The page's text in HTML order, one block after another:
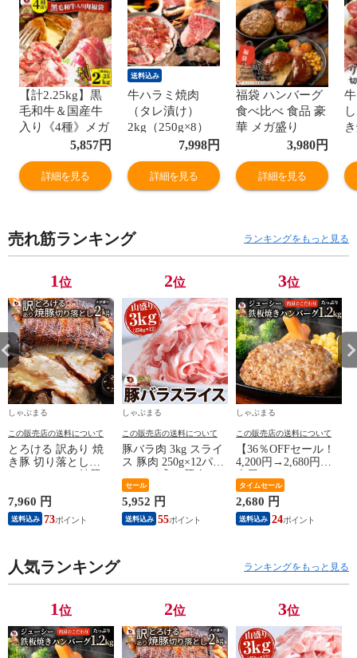
【計2.25kg】黒
毛和牛＆国産牛
入り《4種》メガ
盛り肉の福袋 焼
肉＆ハンバーグ
＆メンチカツ
5,857円
詳細を見る
送料込み
牛ハラミ焼肉
（タレ漬け）
2kg（250g×8）
BBQ 赤身 はらみ
バーベキュー タ
レ 秘伝 焼肉 や
きにく ハラミ ア
7,998円
詳細を見る
福袋 ハンバーグ
食べ比べ 食品 豪
華 メガ盛り
2.2kg 2種セット
(プレーン
100g×12個、チー
ズイン100g×10
3,980円
詳細を見る
売れ筋ランキング ランキングをもっと見る
1位
しゃぶまる
この販売店の送料について
とろける 訳あり 焼
き豚 切り落とし
た おつまみ チャー
ハン 炒飯 丼 ラーメ
ン 解凍するだけ 簡
7,960 円
送料込み 73
2位
しゃぶまる
この販売店の送料について
豚バラ肉 3kg スライ
ス 豚肉 250g×12パッ
ーベキュー スライス
バラ 冷凍 小分け 便
利 送料無料
セール
5,952 円
送料込み 55
3位
しゃぶまる
この販売店の送料について
【36％OFFセール！
4,200円→2,680円】
バーグ！デミソース
なし 12個 お取り寄
せ お取り寄せグルメ
グルメ 湯せん 湯煎
しい
タイムセール
2,680 円
送料込み 24
人気ランキング ランキングをもっと見る
1位 2位 3位